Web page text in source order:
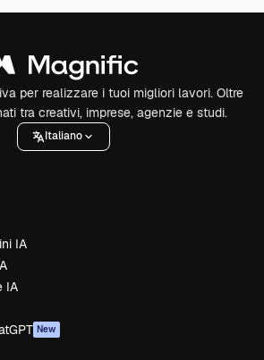
per realizzare i tuoi migliori lavori. Oltre
tra creativi, imprese, agenzie e studi.
Italiano
IA
IA
New